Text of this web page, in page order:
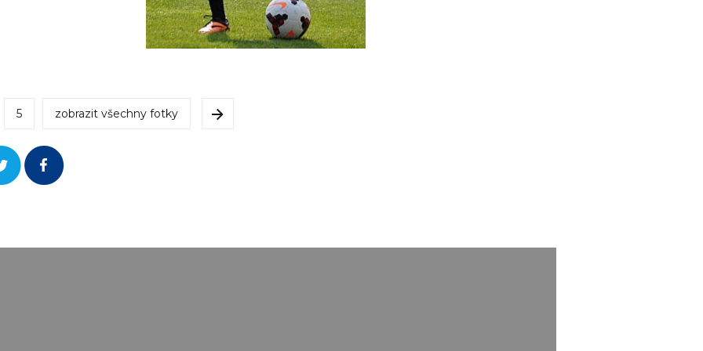
5 zobrazit všechny fotky